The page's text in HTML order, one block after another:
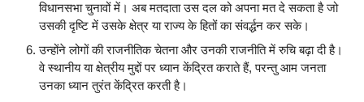
विधानसभा चुनावों में। अब मतदाता उस दल को अपना मत दे सकता है जो
उसकी दृष्टि में उसके क्षेत्र या राज्य के हितों का संवर्द्धन कर सके।
उन्होंने लोगों की राजनीतिक चेतना और उनकी राजनीति में रुचि बढ़ा दी है।
वे स्थानीय या क्षेत्रीय मुद्दों पर ध्यान केंद्रित कराते हैं, परन्तु आम जनता
उनका ध्यान तुरंत केंद्रित करती है।